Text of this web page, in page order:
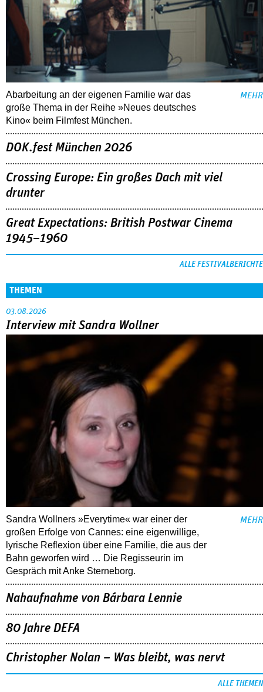
Abarbeitung an der eigenen Familie war das
große Thema in der Reihe »Neues deutsches
Kino« beim Filmfest München.
MEHR
DOK.fest München 2026
Crossing Europe: Ein großes Dach mit viel
drunter
Great Expectations: British Postwar Cinema
1945–1960
ALLE FESTIVALBERICHTE
THEMEN
03.08.2026
Interview mit Sandra Wollner
Sandra Wollners »Everytime« war einer der
großen Erfolge von Cannes: eine eigenwillige,
lyrische Reflexion über eine ­Familie, die aus der
Bahn geworfen wird … Die Regisseurin im
Gespräch mit Anke Sterneborg.
MEHR
Nahaufnahme von Bárbara Lennie
80 Jahre DEFA
Christopher Nolan – Was bleibt, was nervt
ALLE THEMEN